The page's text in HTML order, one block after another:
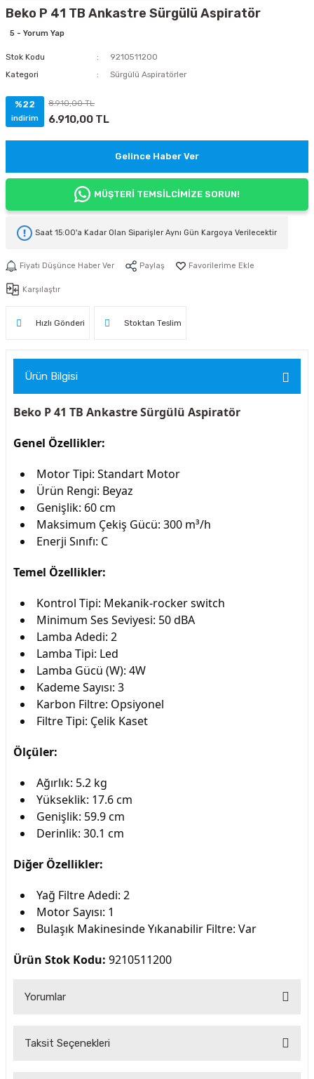
Beko P 41 TB Ankastre Sürgülü Aspiratör
5 - Yorum Yap
Stok Kodu
9210511200
Kategori
Sürgülü Aspiratörler
%22
indirim
8.910,00 TL
6.910,00 TL
Gelince Haber Ver
MÜŞTERİ TEMSİLCİMİZE SORUN!
Saat 15:00'a Kadar Olan Siparişler Aynı Gün Kargoya Verilecektir
Fiyatı Düşünce Haber Ver Paylaş
Karşılaştır
Hızlı Gönderi Stoktan Teslim
Ürün Bilgisi
Beko P 41 TB Ankastre Sürgülü Aspiratör
Genel Özellikler:
Motor Tipi: Standart Motor
Ürün Rengi: Beyaz
Genişlik: 60 cm
Maksimum Çekiş Gücü: 300 m³/h
Enerji Sınıfı: C
Temel Özellikler:
Kontrol Tipi: Mekanik-rocker switch
Minimum Ses Seviyesi: 50 dBA
Lamba Adedi: 2
Lamba Tipi: Led
Lamba Gücü (W): 4W
Kademe Sayısı: 3
Karbon Filtre: Opsiyonel
Filtre Tipi: Çelik Kaset
Ölçüler:
Ağırlık: 5.2 kg
Yükseklik: 17.6 cm
Genişlik: 59.9 cm
Derinlik: 30.1 cm
Diğer Özellikler:
Yağ Filtre Adedi: 2
Motor Sayısı: 1
Bulaşık Makinesinde Yıkanabilir Filtre: Var
Ürün Stok Kodu: 9210511200
Yorumlar
Taksit Seçenekleri